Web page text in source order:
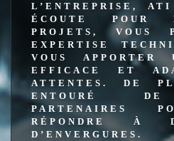
L’ENTREPRISE,
ÉCOUTE POUR
PROJETS, VOUS
EXPERTISE
VOUS APPORTER
EFFICACE ET
ATTENTES. DE
ENTOURÉ DE
PARTENAIRES
RÉPONDRE À
D’ENVERGURES.